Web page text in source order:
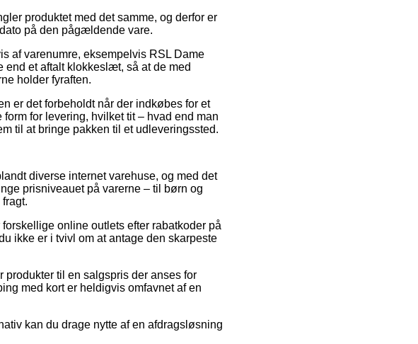
produktet med det samme, og derfor er
på den pågældende vare.
af varenumre, eksempelvis RSL Dame
et aftalt klokkeslæt, så at de med
holder fyraften.
er det forbeholdt når der indkøbes for et
for levering, hvilket tit – hvad end man
til at bringe pakken til et udleveringssted.
diverse internet varehuse, og med det
prisniveauet på varerne – til børn og
online outlets efter rabatkoder på
ikke er i tvivl om at antage den skarpeste
til en salgspris der anses for
med kort er heldigvis omfavnet af en
kan du drage nytte af en afdragsløsning